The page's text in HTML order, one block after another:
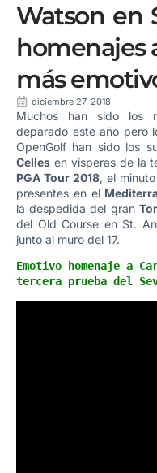
Watson en
homenajes
más
diciembre 27, 2018
Muchos han sido los
deparado este año pero
OpenGolf han sido los
Celles en vísperas de la
PGA Tour 2018, el
presentes en el
la despedida del gran
del Old Course en St.
junto al muro del 17.
Emotivo homenaje a
tercera prueba del